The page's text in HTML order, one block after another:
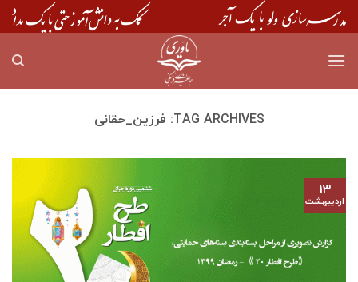
Skip
to
TAG ARCHIVES: فرزین_حقانی
۱۳
اردیبهشت